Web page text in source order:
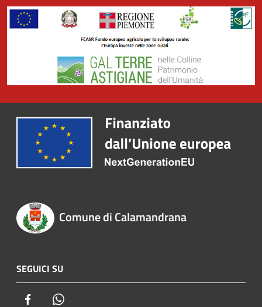
Comune di Calamandrana
SEGUICI SU
Facebook